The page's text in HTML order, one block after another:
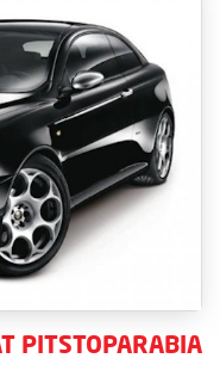
PITSTOPARABIA